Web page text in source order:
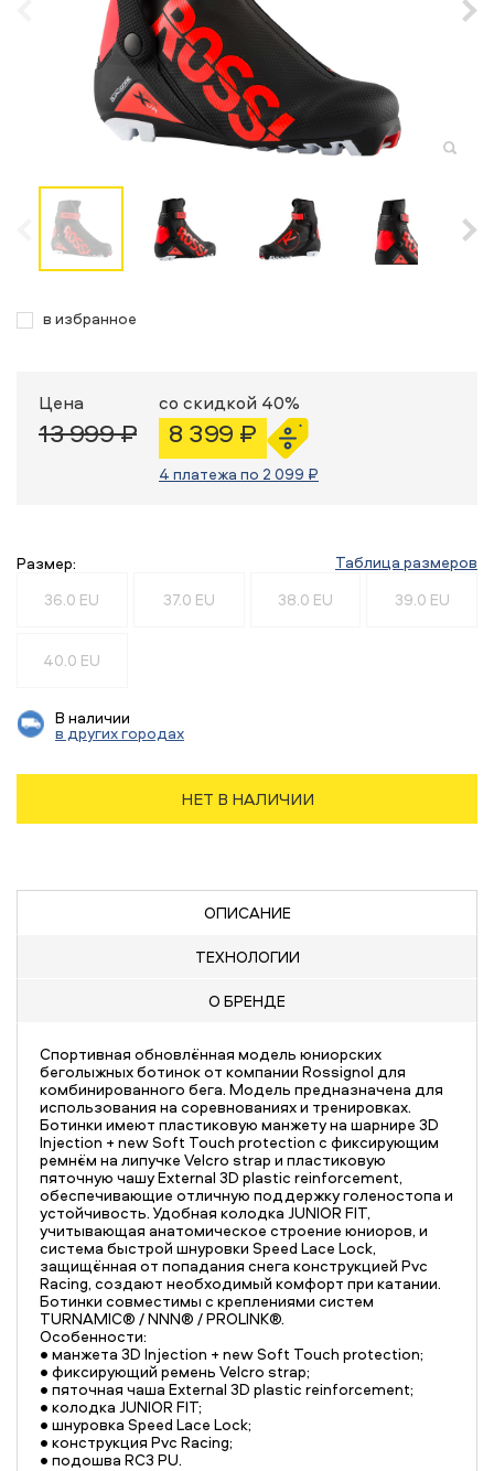
в избранное
Цена
13 999 ₽
со скидкой 40%
8 399 ₽
4 платежа по 2 099 ₽
Размер:
Таблица размеров
36.0 EU
37.0 EU 38.0 EU 39.0 EU
40.0 EU
В наличии
в других городах
НЕТ В НАЛИЧИИ
ОПИСАНИЕ
ТЕХНОЛОГИИ
О БРЕНДЕ
Спортивная обновлённая модель юниорских
беголыжных ботинок от компании Rossignol для
комбинированного бега. Модель предназначена для
использования на соревнованиях и тренировках.
Ботинки имеют пластиковую манжету на шарнире 3D
Injection + new Soft Touch protection с фиксирующим
ремнём на липучке Velcro strap и пластиковую
пяточную чашу External 3D plastic reinforcement,
обеспечивающие отличную поддержку голеностопа и
устойчивость. Удобная колодка JUNIOR FIT,
учитывающая анатомическое строение юниоров, и
система быстрой шнуровки Speed Lace Lock,
защищённая от попадания снега конструкцией Pvc
Racing, создают необходимый комфорт при катании.
Ботинки совместимы с креплениями систем
TURNAMIC® / NNN® / PROLINK®.
Особенности:
• манжета 3D Injection + new Soft Touch protection;
• фиксирующий ремень Velcro strap;
• пяточная чаша External 3D plastic reinforcement;
• колодка JUNIOR FIT;
• шнуровка Speed Lace Lock;
• конструкция Pvc Racing;
• подошва RC3 PU.